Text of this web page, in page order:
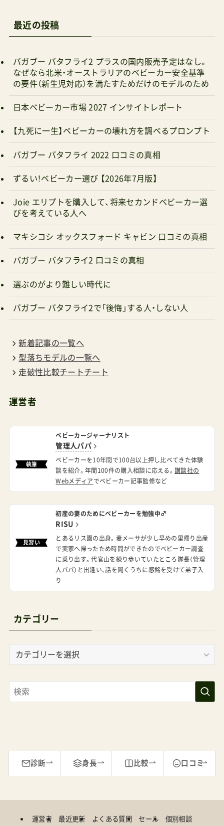
最近の投稿
バガブー バタフライ2 プラスの国内販売予定はなし。
なぜなら北米・オーストラリアのベビーカー安全基準
の要件（新生児対応）を満たすためだけのモデルのため
日本ベビーカー市場 2027 インサイトレポート
【九死に一生】ベビーカーの壊れ方を調べるプロンプト
バガブー バタフライ 2022 口コミの真相
ずるい！ベビーカー選び 【2026年7月版】
Joie エリプトを購入して、将来セカンドベビーカー選
びを考えている人へ
マキシコシ オックスフォード キャビン 口コミの真相
バガブー バタフライ2 口コミの真相
選ぶのがより難しい時代に
バガブー バタフライ2で「後悔」する人・しない人
新着記事の一覧へ
型落ちモデルの一覧へ
走破性比較チートチート
運営者
執筆
ベビーカージャーナリスト
管理人パパ
ベビーカーを10年間で100台以上押し比べてきた体験
談を紹介。年間100件の購入相談に応える。講談社の
Webメディア でベビーカー記事監修など
見習い
初産の妻のためにベビーカーを勉強中♂
RISU
とあるリス園の出身。妻メーサが少し早めの里帰り出産
で実家へ帰ったため時間ができたのでベビーカー調査
に乗り出す。代官山を練り歩いていたところ隊長（管理
人パパ）と出逢い、話を聞くうちに感銘を受けて弟子入
り
カテゴリー
リ
ー
診断 身長 比較 口コミ
運営者 最近更新 よくある質問 セール 個別相談